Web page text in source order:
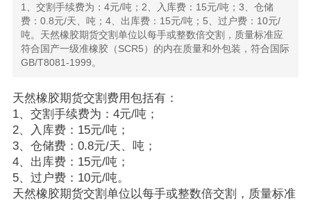
1、交割手续费为：4元/吨；2、入库费：15元/吨；3、仓储
费：0.8元/天、吨；4、出库费：15元/吨；5、过户费：10元/
吨。天然橡胶期货交割单位以每手或整数倍交割，质量标准应
符合国产一级准橡胶（SCR5）的内在质量和外包装，符合国际
GB/T8081-1999。
天然橡胶期货交割费用包括有：
1、交割手续费为：4元/吨；
2、入库费：15元/吨；
3、仓储费：0.8元/天、吨；
4、出库费：15元/吨；
5、过户费：10元/吨。
天然橡胶期货交割单位以每手或整数倍交割，质量标准